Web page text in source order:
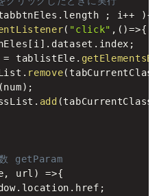
. length ; i++ ){
( "click" , ( )=>{
[ i] . dataset . index ;
= tablistEle .
. remove(tabCurrentClass
(num) ;
. add (tabCurrentClass
getParam
, url ) =>{
. location . href ;